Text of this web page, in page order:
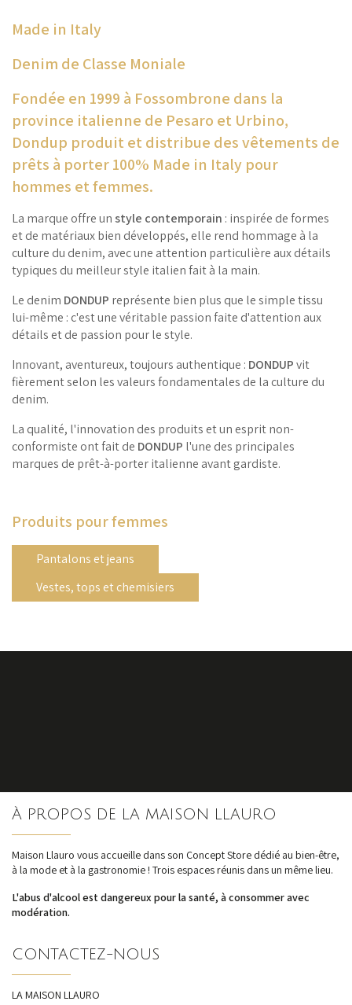
Made in Italy
Denim de Classe Moniale
Fondée en 1999 à Fossombrone dans la
province italienne de Pesaro et Urbino,
Dondup produit et distribue des vêtements de
prêts à porter 100% Made in Italy pour
hommes et femmes.
La marque offre un style contemporain : inspirée de formes
et de matériaux bien développés, elle rend hommage à la
culture du denim, avec une attention particulière aux détails
typiques du meilleur style italien fait à la main.
Le denim DONDUP représente bien plus que le simple tissu
lui-même : c'est une véritable passion faite d'attention aux
détails et de passion pour le style.
Innovant, aventureux, toujours authentique : DONDUPvit
fièrement selon les valeurs fondamentales de la culture du
denim.
La qualité, l'innovation des produits et un esprit non-
conformiste ont fait de DONDUP l'une des principales
marques de prêt-à-porter italienne avant gardiste.
Produits pour femmes
Pantalons et jeans
Vestes, tops et chemisiers
nos dernières
À PROPOS DE LA MAISON LLAURO
Maison Llauro vous accueille dans son Concept Store dédié au bien-être,
à la mode et à la gastronomie ! Trois espaces réunis dans un même lieu.
L'abus d'alcool est dangereux pour la santé, à consommer avec
modération.
CONTACTEZ-NOUS
LA MAISON LLAURO